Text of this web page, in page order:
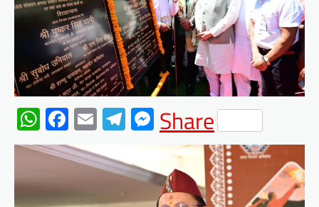
WhatsApp
Facebook
EmailTelegram
Messenger
Share